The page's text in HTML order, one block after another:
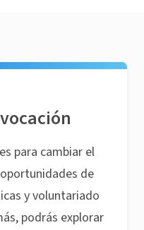
para cambiar el
de
y voluntariado
podrás explorar